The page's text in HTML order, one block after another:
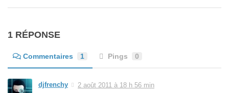
1 RÉPONSE
Commentaires 1 Pings 0
djfrenchy 2 août 2011 à 18 h 56 min